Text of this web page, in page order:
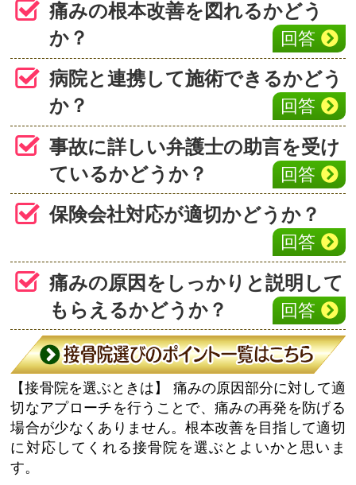
痛みの根本改善を図れるかどう
か？
回答
病院と連携して施術できるかどう
か？
回答
事故に詳しい弁護士の助言を受け
ているかどうか？
回答
保険会社対応が適切かどうか？
回答
痛みの原因をしっかりと説明して
もらえるかどうか？
回答
【接骨院を選ぶときは】
痛みの原因部分に対して適
切なアプローチを行うことで、痛みの再発を防げる
場合が少なくありません。根本改善を目指して適切
に対応してくれる接骨院を選ぶとよいかと思いま
す。